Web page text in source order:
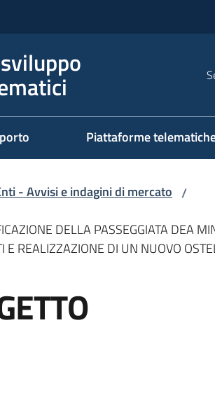
Piattaforme
- Avvisi e indagini di mercato /
DELLA PASSEGGIATA DEA
REALIZZAZIONE DI UN NUOVO